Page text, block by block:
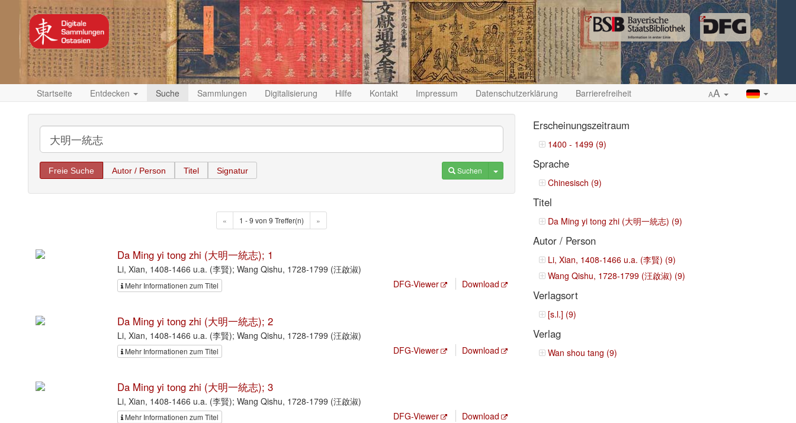
Startseite Entdecken Suche Sammlungen Digitalisierung Hilfe Kontakt Impressum Datenschutzerklärung Barrierefreiheit AA
Freie Suche Autor / Person Titel Signatur Suchen Toggle Dropdown
« 1 - 9 von 9 Treffer(n) »
Da Ming yi tong zhi (大明一統志); 1
Li, Xian, 1408-1466 u.a. (李賢); Wang Qishu, 1728-1799 (汪啟淑)
Mehr Informationen zum Titel DFG-Viewer Download
Da Ming yi tong zhi (大明一統志); 2
Li, Xian, 1408-1466 u.a. (李賢); Wang Qishu, 1728-1799 (汪啟淑)
Mehr Informationen zum Titel DFG-Viewer Download
Da Ming yi tong zhi (大明一統志); 3
Li, Xian, 1408-1466 u.a. (李賢); Wang Qishu, 1728-1799 (汪啟淑)
Mehr Informationen zum Titel DFG-Viewer Download
Erscheinungszeitraum
1400 - 1499 (9)
Sprache
Chinesisch (9)
Titel
Da Ming yi tong zhi (大明一統志) (9)
Autor / Person
Li, Xian, 1408-1466 u.a. (李賢) (9)
Wang Qishu, 1728-1799 (汪啟淑) (9)
Verlagsort
[s.l.] (9)
Verlag
Wan shou tang (9)